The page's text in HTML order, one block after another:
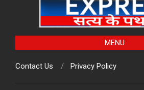
MENU
Contact Us Privacy Policy